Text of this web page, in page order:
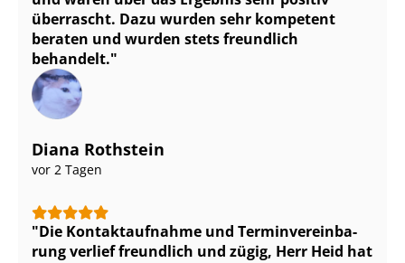
überrascht. Dazu wurden sehr kompetent
beraten und wurden stets freundlich
behandelt.
Diana Rothstein
vor 2 Tagen
Die Kontaktaufnahme und Ter­min­ver­ein­ba­
rung verlief freundlich und zügig, Herr Heid hat